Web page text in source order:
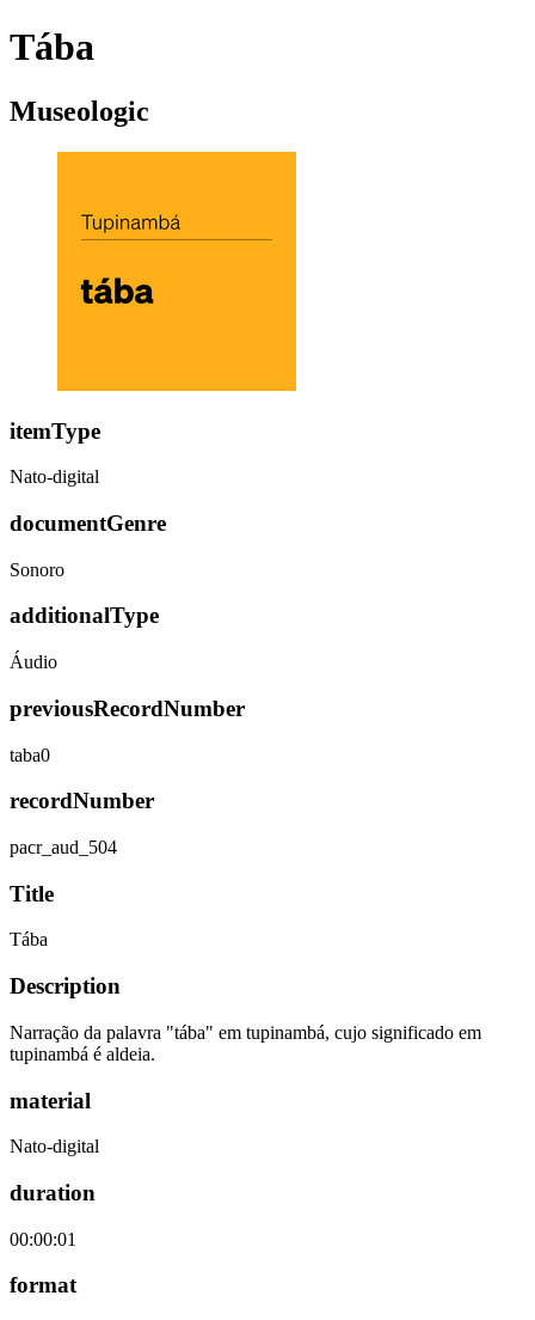
Tába
Museologic
itemType
Nato-digital
documentGenre
Sonoro
additionalType
Áudio
previousRecordNumber
taba0
recordNumber
pacr_aud_504
Title
Tába
Description
Narração da palavra "tába" em tupinambá, cujo significado em
tupinambá é aldeia.
material
Nato-digital
duration
00:00:01
format